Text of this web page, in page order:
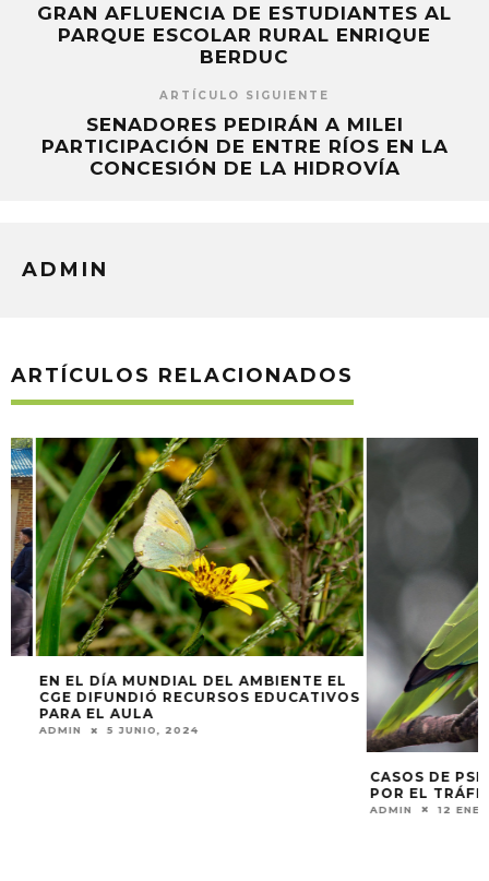
GRAN AFLUENCIA DE ESTUDIANTES AL
PARQUE ESCOLAR RURAL ENRIQUE
BERDUC
ARTÍCULO SIGUIENTE
SENADORES PEDIRÁN A MILEI
PARTICIPACIÓN DE ENTRE RÍOS EN LA
CONCESIÓN DE LA HIDROVÍA
ADMIN
ARTÍCULOS RELACIONADOS
EN EL DÍA MUNDIAL DEL AMBIENTE EL
CGE DIFUNDIÓ RECURSOS EDUCATIVOS
PARA EL AULA
ADMIN 5 JUNIO, 2024
CASOS DE
POR EL
ADMIN 12 ENERO,